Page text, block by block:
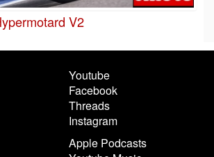
V2
Youtube
Facebook
Threads
Instagram
Apple Podcasts